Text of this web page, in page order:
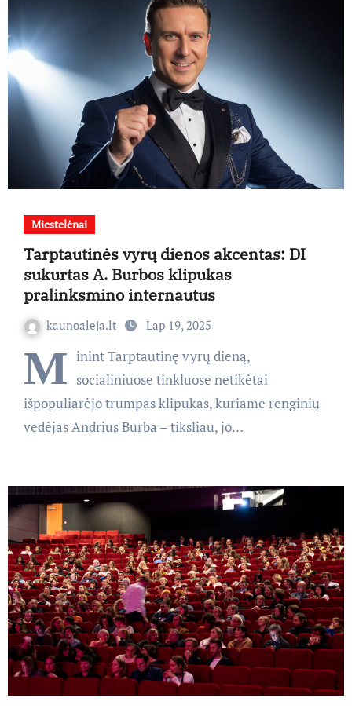
Miestelėnai
Tarptautinės vyrų dienos akcentas: DI
sukurtas A. Burbos klipukas
pralinksmino internautus
kaunoaleja.lt Lap 19, 2025
M inint Tarptautinę vyrų dieną,
socialiniuose tinkluose netikėtai
išpopuliarėjo trumpas klipukas, kuriame renginių
vedėjas Andrius Burba – tiksliau, jo…